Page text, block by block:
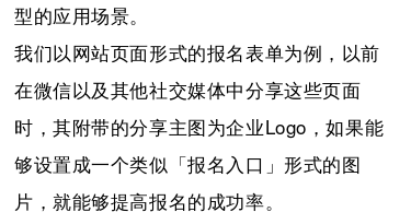
型的应用场景。
我们以网站页面形式的报名表单为例，以前
在微信以及其他社交媒体中分享这些页面
时，其附带的分享主图为企业Logo，如果能
够设置成一个类似「报名入口」形式的图
片，就能够提高报名的成功率。